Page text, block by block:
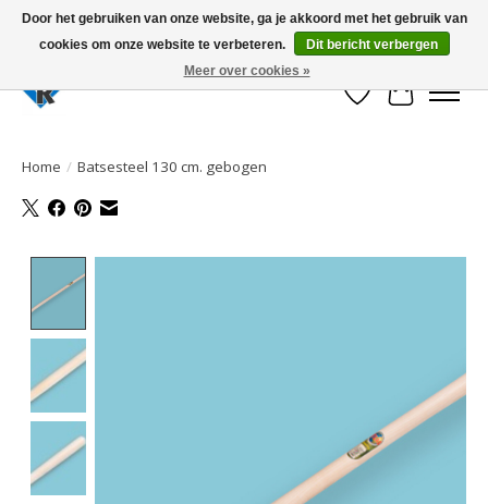
Large selection of products and fast shipping!
Verlanglijst
Home / Batsesteel 130 cm. gebogen
Door het gebruiken van onze website, ga je akkoord met het gebruik van
cookies om onze website te verbeteren.
Dit bericht verbergen
Meer over cookies »